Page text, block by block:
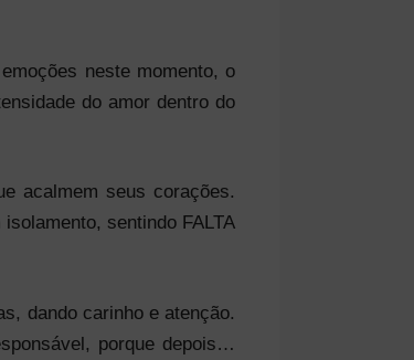
neste momento, o
do amor dentro do
acalmem seus corações.
sentindo FALTA
dando carinho e atenção.
porque depois…